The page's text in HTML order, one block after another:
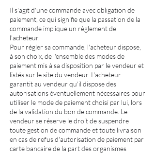
Il s'agit d'une commande avec obligation de
paiement, ce qui signifie que la passation de la
commande implique un règlement de
l'acheteur.
Pour régler sa commande, l'acheteur dispose,
à son choix, de l'ensemble des modes de
paiement mis à sa disposition par le vendeur et
listés sur le site du vendeur. L'acheteur
garantit au vendeur qu'il dispose des
autorisations éventuellement nécessaires pour
utiliser le mode de paiement choisi par lui, lors
de la validation du bon de commande. Le
vendeur se réserve le droit de suspendre
toute gestion de commande et toute livraison
en cas de refus d'autorisation de paiement par
carte bancaire de la part des organismes